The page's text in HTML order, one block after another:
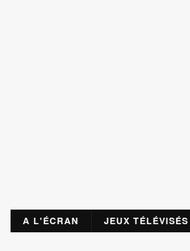
A L'ÉCRAN JEUX TÉLÉVISÉS